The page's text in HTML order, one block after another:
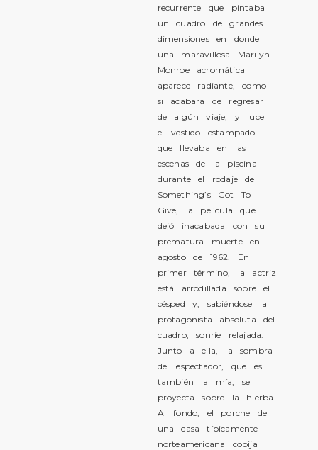
recurrente que pintaba
un cuadro de grandes
dimensiones en donde
una maravillosa Marilyn
Monroe acromática
aparece radiante, como
si acabara de regresar
de algún viaje, y luce
el vestido estampado
que llevaba en las
escenas de la piscina
durante el rodaje de
Something’s Got To
Give, la película que
dejó inacabada con su
prematura muerte en
agosto de 1962. En
primer término, la actriz
está arrodillada sobre el
césped y, sabiéndose la
protagonista absoluta del
cuadro, sonríe relajada.
Junto a ella, la sombra
del espectador, que es
también la mía, se
proyecta sobre la hierba.
Al fondo, el porche de
una casa típicamente
norteamericana cobija